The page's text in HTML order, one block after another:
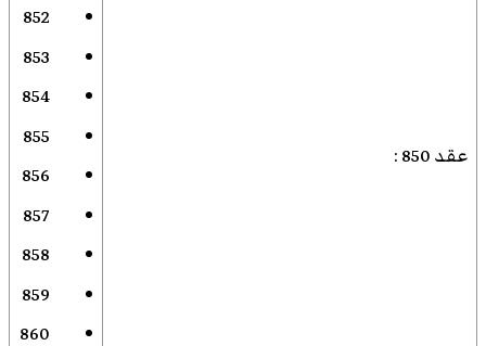
عقد 850 :
852
853
854
855
856
857
858
859
860